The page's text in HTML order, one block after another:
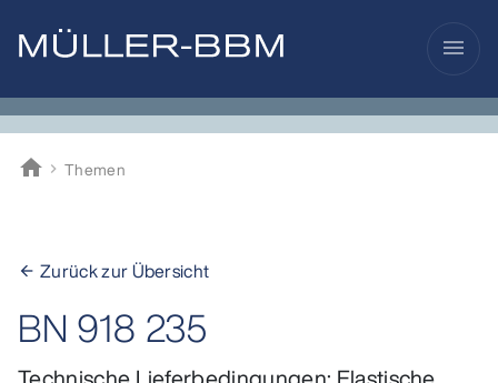
menu
home
Müller-BBM
Themen
arrow_back Zurück zur Übersicht
BN 918 235